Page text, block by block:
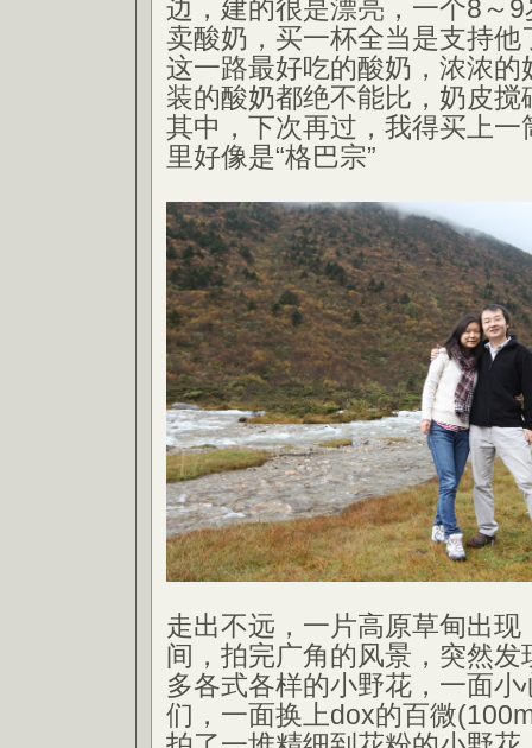
边，建的很是漂亮，一个8～
卖酸奶，买一杯全当是支持他
这一路最好吃的酸奶，浓浓的
装的酸奶都绝不能比，奶皮
其中，下次再过，我得买上一
里好像是“格巴宗”
走出不远，一片高原草甸出
间，拍完广角的风景，突然
多各式各样的小野花，一面
们，一面换上dox的百微